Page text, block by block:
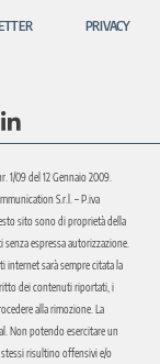
PRIVACY
1/09 del 12 Gennaio 2009.
S.r.l. – P.iva
sito sono di proprietà della
espressa autorizzazione.
internet sarà sempre citata la
dei contenuti riportati, i
alla rimozione. La
Non potendo esercitare un
risultino offensivi e/o